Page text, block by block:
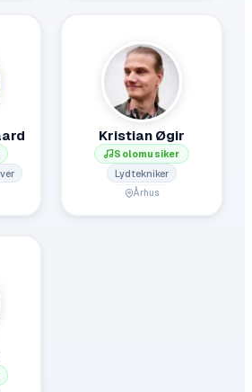
Kristian Øgir
Solomusiker
Lydtekniker
Århus